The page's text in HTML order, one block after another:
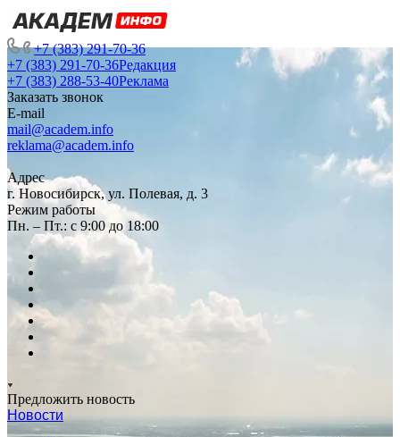
+7 (383) 291-70-36
+7 (383) 291-70-36Редакция
+7 (383) 288-53-40Реклама
Заказать звонок
E-mail
mail@academ.info
reklama@academ.info
Адрес
г. Новосибирск, ул. Полевая, д. 3
Режим работы
Пн. – Пт.: с 9:00 до 18:00
Предложить новость
Новости